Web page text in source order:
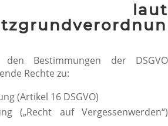
laut
Bestimmungen der DSGVO
Rechte zu:
(Artikel 16 DSGVO)
(„Recht auf Vergessenwerden“)